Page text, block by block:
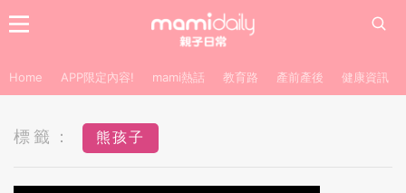
Home APP限定內容! mami熱話 教育路 產前產後 健康資訊
標籤： 熊孩子